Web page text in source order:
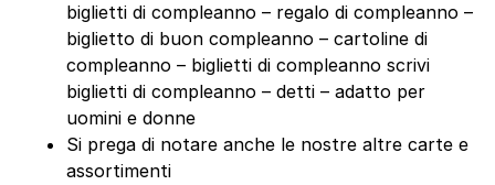
biglietti di compleanno – regalo di compleanno –
biglietto di buon compleanno – cartoline di
compleanno – biglietti di compleanno scrivi
biglietti di compleanno – detti – adatto per
uomini e donne
Si prega di notare anche le nostre altre carte e
assortimenti